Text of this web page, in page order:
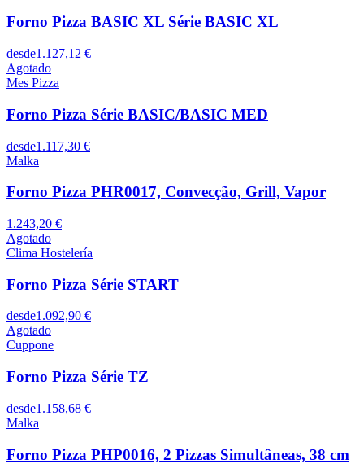
Forno Pizza BASIC XL Série BASIC XL
desde1.127,12 €
Agotado
Mes Pizza
Forno Pizza Série BASIC/BASIC MED
desde1.117,30 €
Malka
Forno Pizza PHR0017, Convecção, Grill, Vapor
1.243,20 €
Agotado
Clima Hostelería
Forno Pizza Série START
desde1.092,90 €
Agotado
Cuppone
Forno Pizza Série TZ
desde1.158,68 €
Malka
Forno Pizza PHP0016, 2 Pizzas Simultâneas, 38 cm